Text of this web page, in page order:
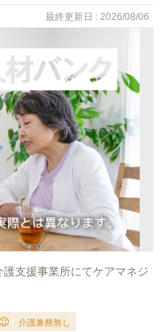
最終更新日 : 2026/08/06
支援事業所にてケアマネジ
介護兼務無し